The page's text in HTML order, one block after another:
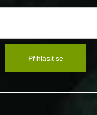
Přihlásit se